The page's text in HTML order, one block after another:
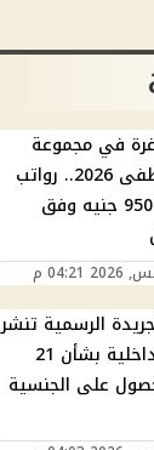
في مجموعة
طلعت مصطفى 2026.. رواتب
تصل إلى 9500 جنيه وفق
الرسمية تنشر
قرار وزير الداخلية بشأن 21
على الجنسية